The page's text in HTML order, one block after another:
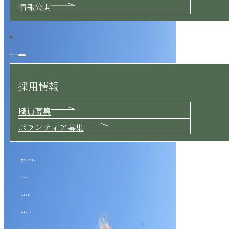
情報公開
採用情報
採用情報
職員募集
ボランティア募集
交通・アクセス
ブログ
お知らせ
関連リンク